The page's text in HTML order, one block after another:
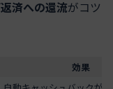
済への還流がコツ
効果